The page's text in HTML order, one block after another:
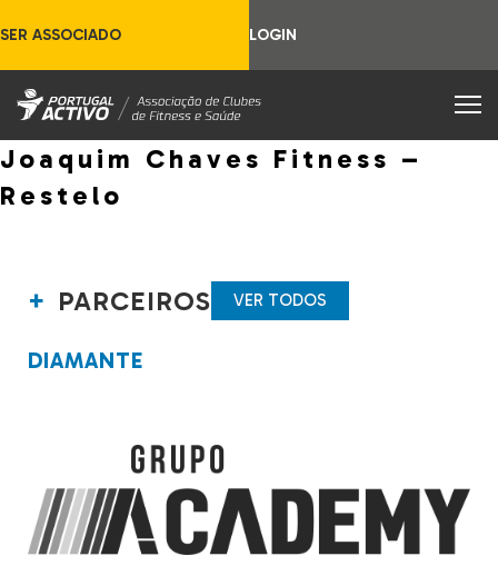
SER ASSOCIADO LOGIN
Joaquim Chaves Fitness –
Restelo
PARCEIROS VER TODOS
DIAMANTE